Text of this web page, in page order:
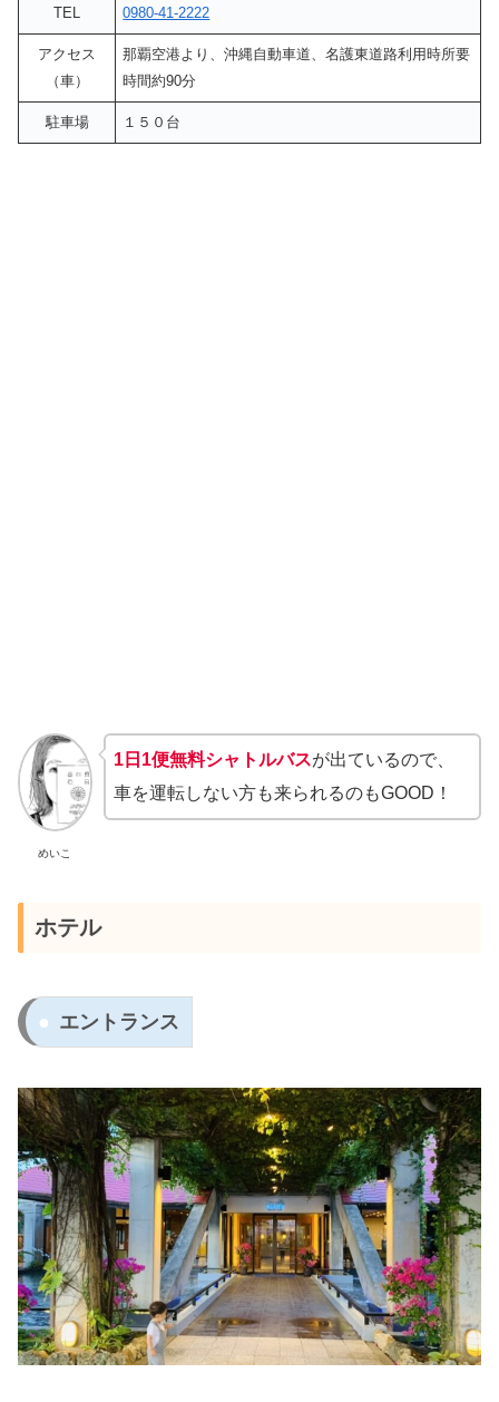
TEL 0980-41-2222
アクセス
（車）
那覇空港より、沖縄自動車道、名護東道路利用時所要
時間約90分
駐車場 １５０台
めいこ
1日1便無料シャトルバスが出ているので、
車を運転しない方も来られるのもGOOD！
ホテル
エントランス